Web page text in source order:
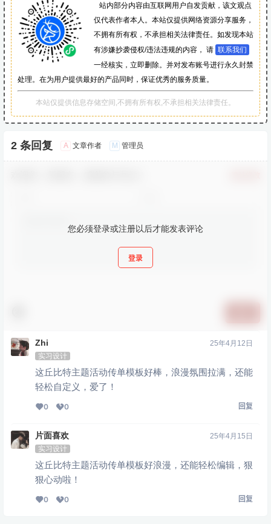
站内部分内容由互联网用户自发贡献，该文观点
仅代表作者本人。本站仅提供网络资源分享服务，
不拥有所有权，不承担相关法律责任。如发现本站
有涉嫌抄袭侵权/违法违规的内容， 请 联系我们
一经核实，立即删除。并对发布账号进行永久封禁
处理。在为用户提供最好的产品同时，保证优秀的服务质量。
本站仅提供信息存储空间,不拥有所有权,不承担相关法律责任。
2 条回复 A 文章作者 M 管理员
您必须登录或注册以后才能发表评论
登录
Zhi
实习设计
25年4月12日
这丘比特主题活动传单模板好棒，浪漫氛围拉满，还能
轻松自定义，爱了！
0 0 回复
片面喜欢
实习设计
25年4月15日
这丘比特主题活动传单模板好浪漫，还能轻松编辑，狠
狠心动啦！
0 0 回复